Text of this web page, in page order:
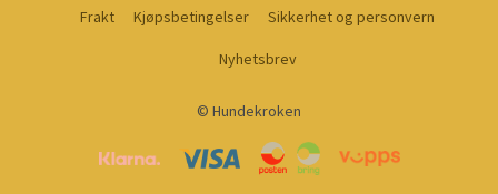
Frakt Kjøpsbetingelser Sikkerhet og personvern
Nyhetsbrev
© Hundekroken